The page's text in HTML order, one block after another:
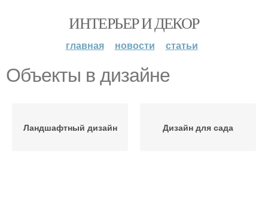
ИНТЕРЬЕР И ДЕКОР
главная новости статьи
Объекты в дизайне
Ландшафтный дизайн Дизайн для сада